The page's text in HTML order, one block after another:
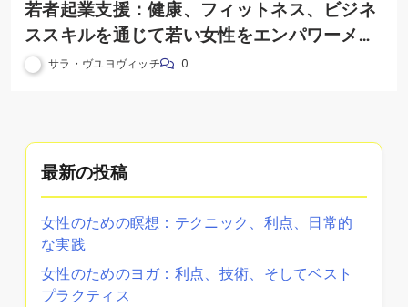
若者起業支援：健康、フィットネス、ビジネ
ススキルを通じて若い女性をエンパワーメン
トする
サラ・ヴユヨヴィッチ 0
最新の投稿
女性のための瞑想：テクニック、利点、日常的
な実践
女性のためのヨガ：利点、技術、そしてベスト
プラクティス